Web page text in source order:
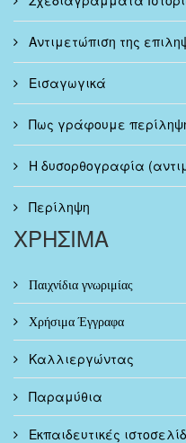
Αντιμετώπιση της
Εισαγωγικά
Πως γράφουμε
Η δυσορθογραφία
Περίληψη
ΧΡΗΣΙΜΑ
Παιχνίδια γνωριμίας
Χρήσιμα Έγγραφα
Καλλιεργώντας
Παραμύθια
Εκπαιδευτικές